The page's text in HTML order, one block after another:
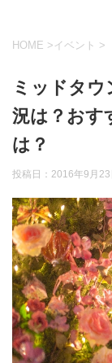
HOME > イベント >
ミッドタ
況は？おす
は？
投稿日：2016年9月23